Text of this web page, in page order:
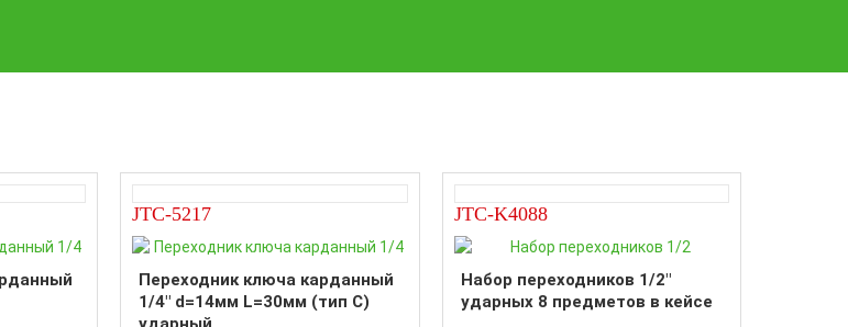
JTC-5217
Переходник ключа карданный
1/4" d=14мм L=30мм (тип C)
JTC-K4088
Набор переходников 1/2"
ударных 8 предметов в кейсе